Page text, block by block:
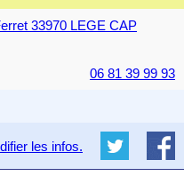
33970 LEGE CAP
06 81 39 99 93
les infos.